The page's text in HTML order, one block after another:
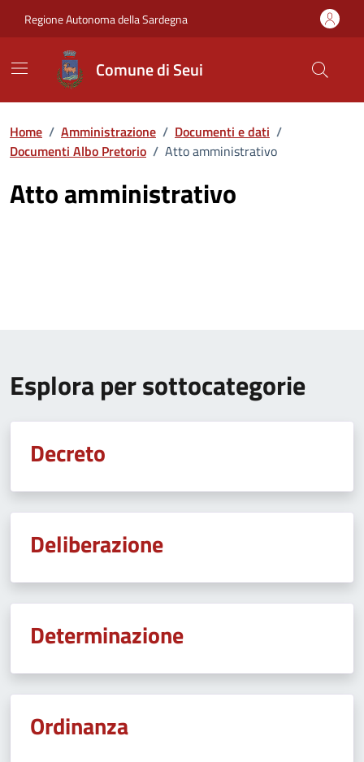
Regione Autonoma della Sardegna
Comune di Seui
Home / Amministrazione / Documenti e dati /
Documenti Albo Pretorio / Atto amministrativo
Atto amministrativo
Esplora per sottocategorie
Decreto
Deliberazione
Determinazione
Ordinanza